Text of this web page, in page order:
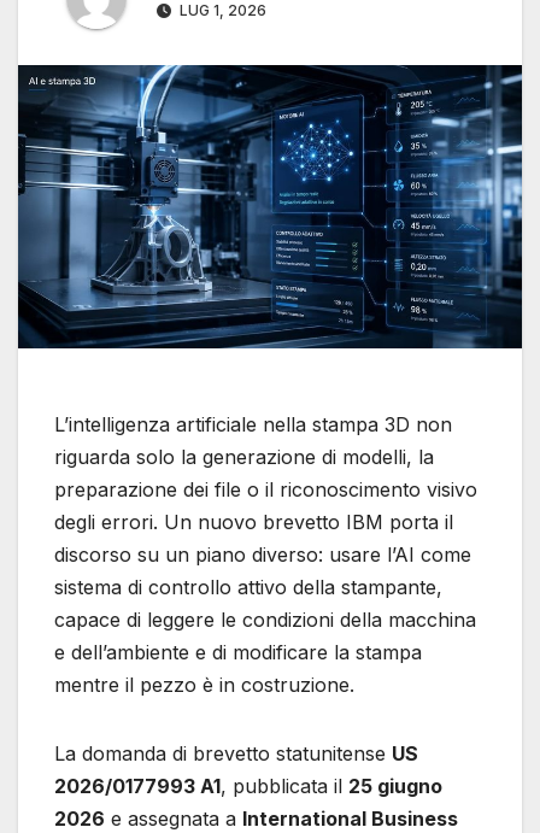
LUG 1, 2026
L’intelligenza artificiale nella stampa 3D non
riguarda solo la generazione di modelli, la
preparazione dei file o il riconoscimento visivo
degli errori. Un nuovo brevetto IBM porta il
discorso su un piano diverso: usare l’AI come
sistema di controllo attivo della stampante,
capace di leggere le condizioni della macchina
e dell’ambiente e di modificare la stampa
mentre il pezzo è in costruzione.
La domanda di brevetto statunitense US
2026/0177993 A1, pubblicata il 25 giugno
2026 e assegnata a International Business